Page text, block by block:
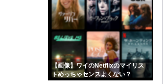
【画像】ワイのNetflixのマイリス
トめっちゃセンスよくない？